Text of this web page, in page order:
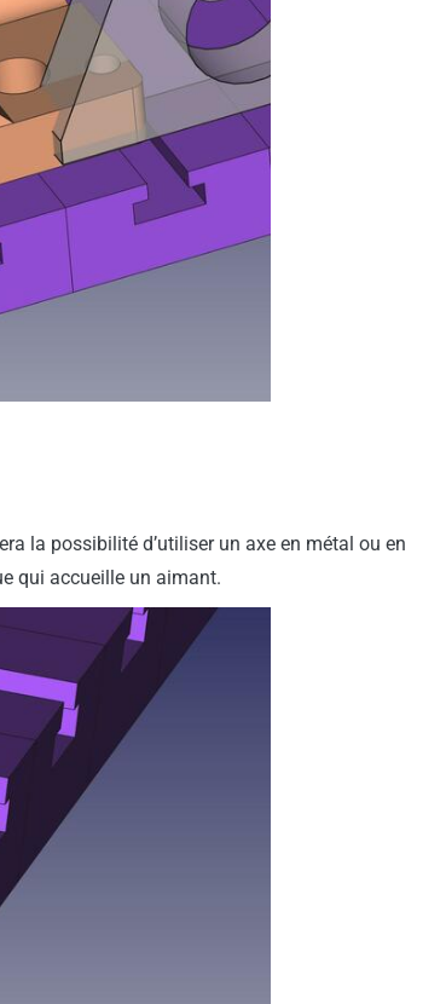
la possibilité d’utiliser un axe en métal ou en
qui accueille un aimant.